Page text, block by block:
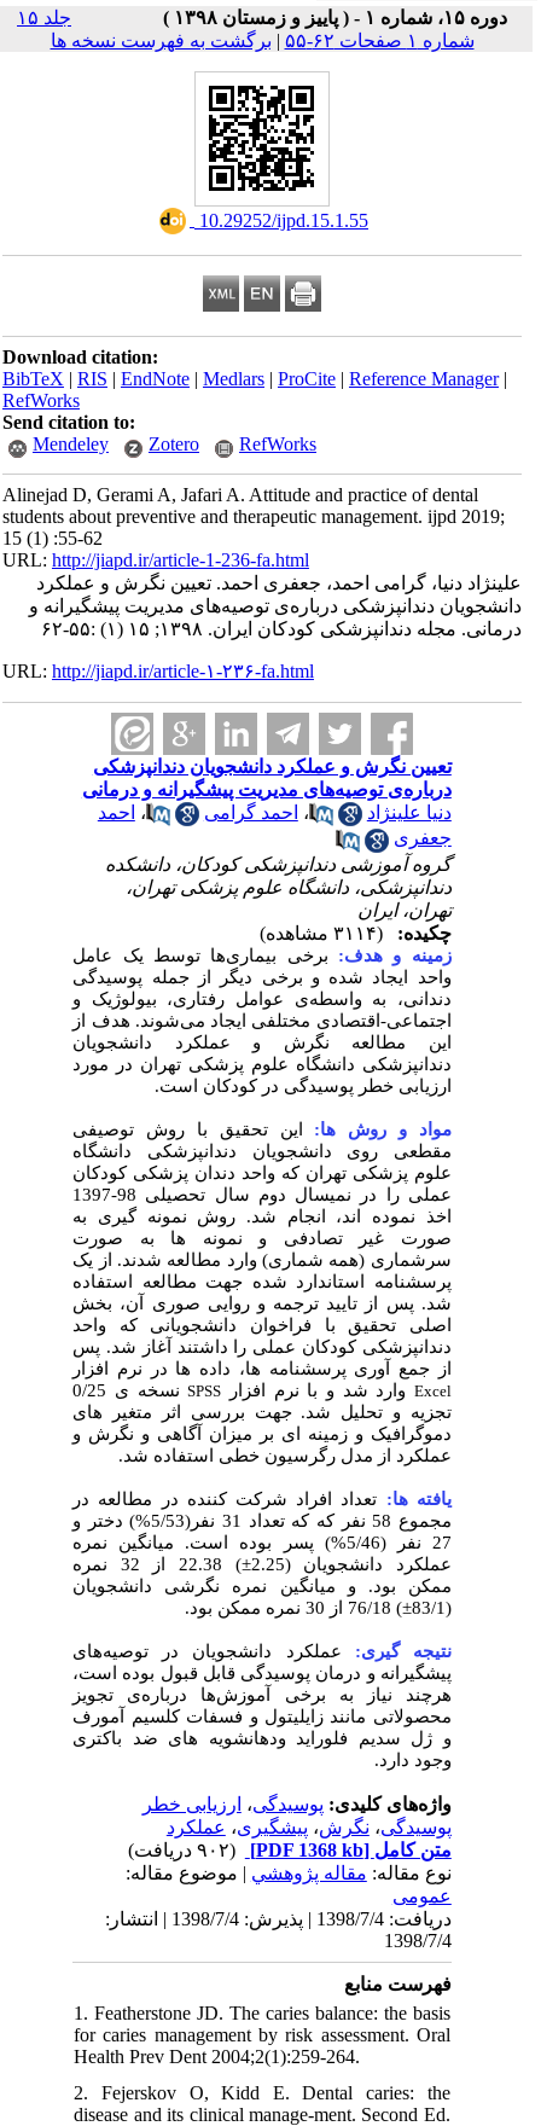
دوره ۱۵، شماره ۱ - ( پاییز و زمستان ۱۳۹۸ )
جلد ۱۵
شماره ۱ صفحات ۶۲-۵۵
|برگشت به فهرست نسخه ها
‎ 10.29252/ijpd.15.1.55
Download citation:
BibTeX|RIS|EndNote|Medlars|ProCite|Reference Manager
RefWorks
Send citation to:
Mendeley
Zotero RefWorks
Alinejad D, Gerami A, Jafari A. Attitude and practice of dental
students about preventive and therapeutic management. ijpd 2019;
15 (1) :55-62
URL:http://jiapd.ir/article-1-236-fa.html
علینژاد دنیا، گرامی احمد، جعفری احمد. تعیین نگرش و عملکرد
دانشجویان دندانپزشکی درباره‌ی توصیه‌های مدیریت پیشگیرانه و
درمانی. مجله دندانپزشکی کودکان ایران. ۱۳۹۸; ۱۵ (۱) :۵۵-۶۲
URL:http://jiapd.ir/article-۱-۲۳۶-fa.html
تعیین نگرش و عملکرد دانشجویان دندانپزشکی
درباره‌ی توصیه‌های مدیریت پیشگیرانه و درمانی
دنیا علینژاد
،احمد گرامی ،احمد
جعفری
گروه آموزشی دندانپزشکی کودکان، دانشکده
دندانپزشکی، دانشگاه علوم پزشکی تهران،
تهران، ایران
چکیده:
زمینه و هدف: برخی بیماری‌ها توسط یک عامل
واحد ایجاد شده و برخی دیگر از جمله پوسیدگی
دندانی، به واسطه‌ی عوامل رفتاری، بیولوژیک و
اجتماعی-اقتصادی مختلفی ایجاد می‌شوند. هدف از
این مطالعه نگرش و عملکرد دانشجویان
دندانپزشکی دانشگاه علوم پزشکی تهران در مورد
ارزیابی خطر پوسیدگی در کودکان است.
مواد و روش ها:
این تحقیق با روش توصیفی
مقطعی روی دانشجویان دندانپزشکی دانشگاه
علوم پزشکی تهران که واحد دندان پزشکی کودکان
عملی را در نمیسال دوم سال تحصیلی 98-1397
اخذ نموده اند، انجام شد. روش نمونه گیری به
صورت غیر تصادفی و نمونه ها به صورت
سرشماری (همه شماری) وارد مطالعه شدند. از یک
پرسشنامه استاندارد شده جهت مطالعه استفاده
شد. پس از تایید ترجمه و روایی صوری آن، بخش
اصلی تحقیق با فراخوان دانشجویانی که واحد
دندانپزشکی کودکان عملی را داشتند آغاز شد. پس
از جمع آوری پرسشنامه ها، داده ها در نرم افزار
Excelوارد شد و با نرم افزارSPSSنسخه
ی 0/25
تجزیه و تحلیل شد. جهت بررسی اثر متغیر های
دموگرافیک و زمینه ای بر میزان آگاهی و نگرش و
عملکرد از مدل رگرسیون خطی استفاده شد.
یافته ها: تعداد افراد شرکت کننده در مطالعه در
مجموع 58 نفر که که تعداد 31 نفر(5/53%) دختر و
27 نفر (5/46%) پسر بوده است. میانگین نمره
عملکرد دانشجویان (2.25±) 22.38 از 32 نمره
ممکن بود. و میانگین نمره نگرشی دانشجویان
نتیجه گیری:
عملکرد دانشجویان در توصیه‌های
پیشگیرانه و درمان پوسیدگی قابل قبول بوده است،
هرچند نیاز به برخی آموزش‌ها درباره‌ی تجویز
محصولاتی مانند زایلیتول و فسفات کلسیم آمورف
و ژل سدیم فلوراید ودهانشویه
های ضد باکتری
وجود دارد.
واژه‌های کلیدی:پوسیدگی،ارزیابی خطر
پوسیدگی،نگرش،پیشگیری،عملکرد
متن کامل[PDF 1368 kb]
نوع مقاله:مقاله پژوهشي| موضوع مقاله:
عمومى
دریافت: 1398/7/4 | پذیرش: 1398/7/4 | انتشار:
1398/7/4
فهرست منابع
1. Featherstone JD. The caries balance: the basis
for caries management by risk assessment. Oral
Health Prev Dent 2004;2(1):259-264.
2. Fejerskov O, Kidd E. Dental caries: the
disease and its clinical manage-ment. Second Ed.